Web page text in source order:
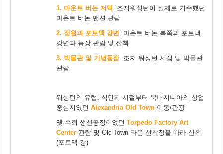
1. 마운트 버논 저택 : 조지워싱턴이 실제로 거주했던
마운트 버논 맨션 관람
2. 정원과 포토맥 강변 : 마운트 버논 북쪽의 포토맥
강변과 농장 관람 및 산책
3. 박물관 및 기념품점 : 조지 워싱턴 서점 및 박물관
관람
워싱턴의 유럽, 식민지 시절부터 북버지니아의 상업
중심지였던 Alexandria Old Town 이동/관광
옛 수뢰 생산공장이었던 Torpedo Factory Art
Center 관람 및 Old Town 타운 선착장을 따라 산책
(포토맥 강)